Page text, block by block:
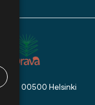
7, 00500 Helsinki